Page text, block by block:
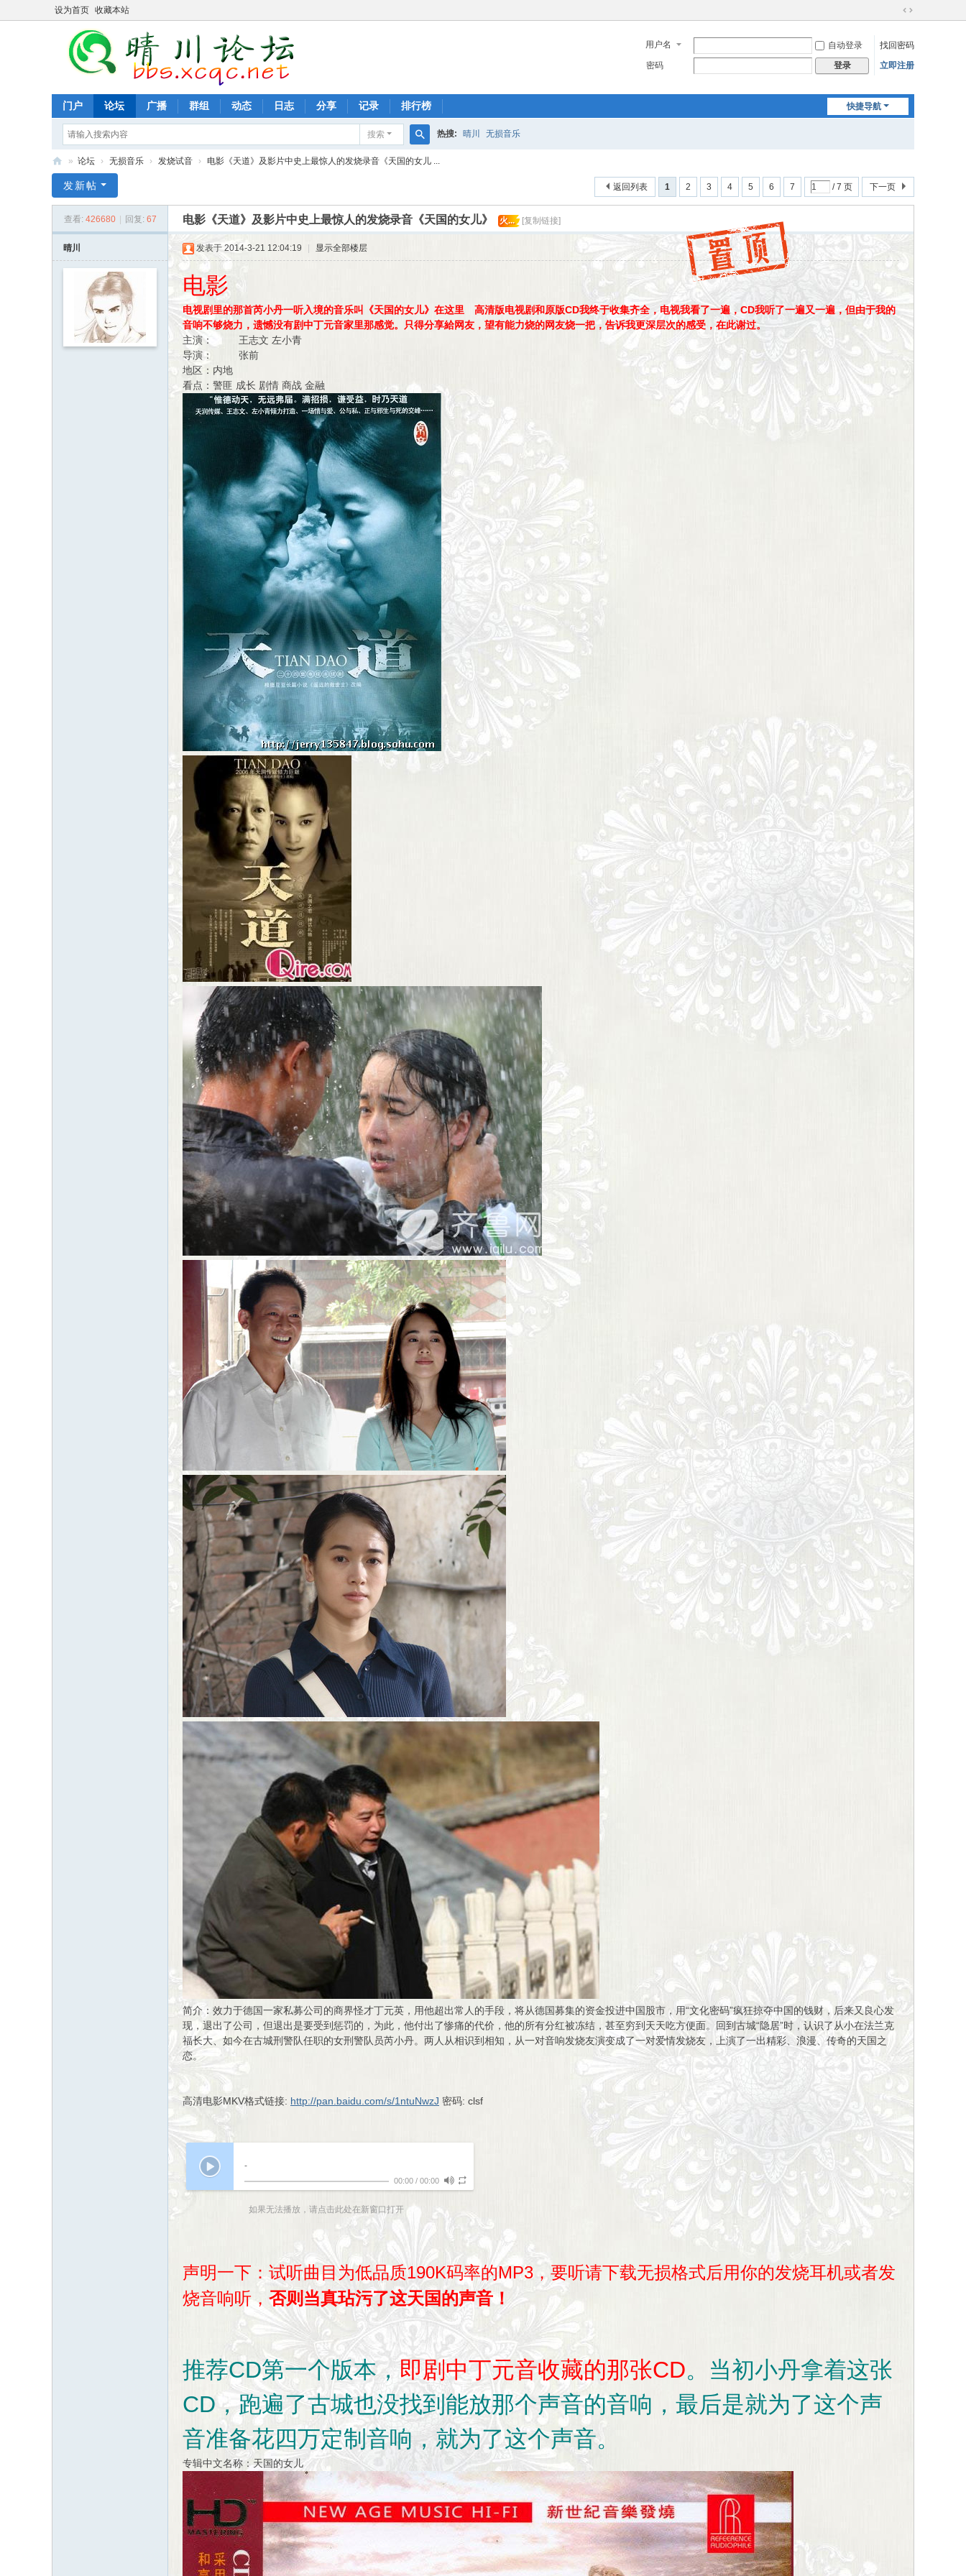
设为首页 收藏本站
切
到
宽
用户名 自动登录
找回密码
密码
登录 立即注册
快捷导航
门户 论坛 广播 群组 动态 日志 分享 记录 排行榜
搜索
搜
热搜: 晴川 无损音乐
川
» 论坛 › 无损音乐 › 发烧试音 › 电影《天道》及影片中史上最惊人的发烧录音《天国的女儿 ...
1 2 3 4 5 6 7 / 7 页 下一页
返回列表
发新帖
查看: 426680 回复: 67 电影《天道》及影片中史上最惊人的发烧录音《天国的女儿》 火... [复制链接]
晴川 发表于 2014-3-21 12:04:19 显示全部楼层
电影
电视剧里的那首芮小丹一听入境的音乐叫《天国的女儿》在这里 高清版电视剧和原版CD我终于收集齐全，电视我看了一遍，CD我听了一遍又一遍，但由于我的
音响不够烧力，遗憾没有剧中丁元音家里那感觉。只得分享給网友，望有能力烧的网友烧一把，告诉我更深层次的感受，在此谢过。
主演： 王志文 左小青
导演： 张前
地区：内地
看点：警匪 成长 剧情 商战 金融
简介：效力于德国一家私募公司的商界怪才丁元英，用他超出常人的手段，将从德国募集的资金投进中国股市，用“文化密码”疯狂掠夺中国的钱财，后来又良心发
现，退出了公司，但退出是要受到惩罚的，为此，他付出了惨痛的代价，他的所有分红被冻结，甚至穷到天天吃方便面。回到古城“隐居”时，认识了从小在法兰克
福长大、如今在古城刑警队任职的女刑警队员芮小丹。两人从相识到相知，从一对音响发烧友演变成了一对爱情发烧友，上演了一出精彩、浪漫、传奇的天国之
恋。
高清电影MKV格式链接: http://pan.baidu.com/s/1ntuNwzJ 密码: clsf
-
00:00 / 00:00
如果无法播放，请点击此处在新窗口打开
声明一下：试听曲目为低品质190K码率的MP3，要听请下载无损格式后用你的发烧耳机或者发
烧音响听， 否则当真玷污了这天国的声音！
推荐CD第一个版本，即剧中丁元音收藏的那张CD。 当初小丹拿着这张
CD，跑遍了古城也没找到能放那个声音的音响，最后是就为了这个声
音准备花四万定制音响，就为了这个声音。
专辑中文名称：天国的女儿